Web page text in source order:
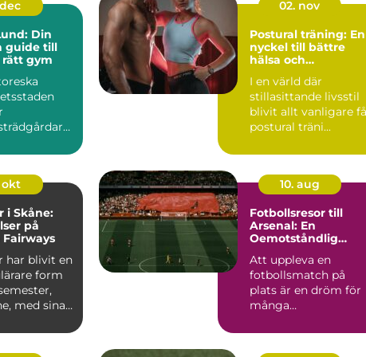
Din
guide till
gym
02. nov
Postural träning: En
nyckel till bättre
hälsa och
I en värld där
stillasittande livsstil
blivit allt vanligare
postural träni...
okt
i Skåne:
på
Fairways
har blivit en
form
med sina
10. aug
Fotbollsresor till
Arsenal: En
Oemotståndlig
Att uppleva en
fotbollsmatch på
plats är en dröm för
många